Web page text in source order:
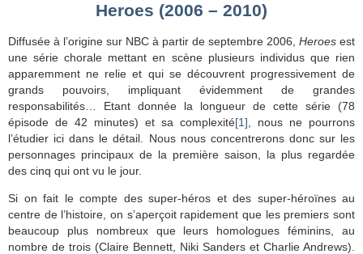
Heroes (2006 – 2010)
Diffusée à l’origine sur NBC à partir de septembre 2006, Heroes est
une série chorale mettant en scène plusieurs individus que rien
apparemment ne relie et qui se découvrent progressivement de
grands pouvoirs, impliquant évidemment de grandes
responsabilités… Etant donnée la longueur de cette série (78
épisode de 42 minutes) et sa complexité[1] , nous ne pourrons
l’étudier ici dans le détail. Nous nous concentrerons donc sur les
personnages principaux de la première saison, la plus regardée
des cinq qui ont vu le jour.
Si on fait le compte des super-héros et des super-héroïnes au
centre de l’histoire, on s’aperçoit rapidement que les premiers sont
beaucoup plus nombreux que leurs homologues féminins, au
nombre de trois (Claire Bennett, Niki Sanders et Charlie Andrews).